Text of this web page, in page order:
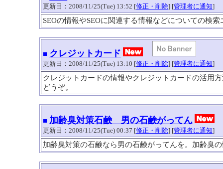
更新日：2008/11/25(Tue) 13:52 [修正・削除] [管理者に通知]
SEOの情報やSEOに関連する情報などについての検
■ クレジットカード
更新日：2008/11/25(Tue) 13:10 [修正・削除] [管理者に通知]
クレジットカードの情報やクレジットカードの活用
どうぞ。
■ 加齢臭対策石鹸 男の石鹸がってん
更新日：2008/11/25(Tue) 00:37 [修正・削除] [管理者に通知]
加齢臭対策の石鹸なら男の石鹸がってんを。加齢臭